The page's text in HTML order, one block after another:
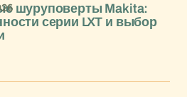
шуруповерты Makita:
серии LXT и выбор